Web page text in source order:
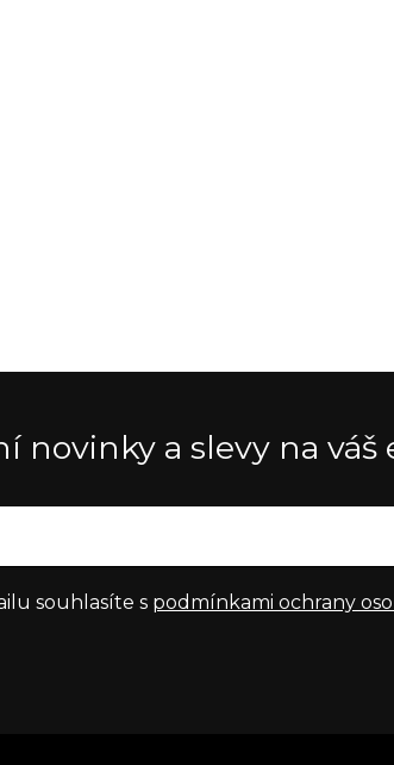
novinky a slevy na váš
souhlasíte s podmínkami ochrany